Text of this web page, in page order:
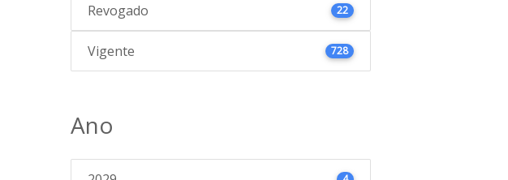
Revogado 22
Vigente 728
Ano